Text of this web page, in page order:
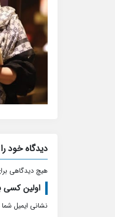
دیدگاه خود
هیچ دیدگاهی
اولین کسی
نشانی ایمیل